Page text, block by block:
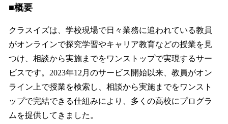
■概要
クラスイズは、学校現場で日々業務に追われている教員
がオンラインで探究学習やキャリア教育などの授業を見
つけ、相談から実施までをワンストップで実現するサー
ビスです。2023年12月のサービス開始以来、教員がオン
ライン上で授業を検索し、相談から実施までをワンスト
ップで完結できる仕組みにより、多くの高校にプログラ
ムを提供してきました。